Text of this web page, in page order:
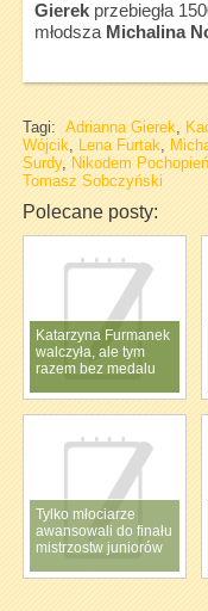
Gierekprzebiegła
młodsza Michalina
Tagi: Adrianna Gierek,
Wójcik, Lena Furtak,
Surdy, Nikodem Pochopień
Tomasz Sobczyński
Polecane posty:
Katarzyna Furmanek
walczyła, ale tym
razem bez medalu
Tylko młociarze
awansowali do finału
mistrzostw juniorów